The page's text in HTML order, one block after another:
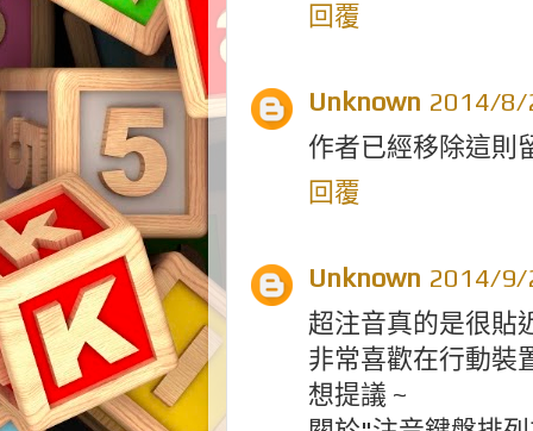
回覆
Unknown 2014/8/
作者已經移除這則
回覆
Unknown 2014/9/
超注音真的是很貼
非常喜歡在行動裝
想提議 ~